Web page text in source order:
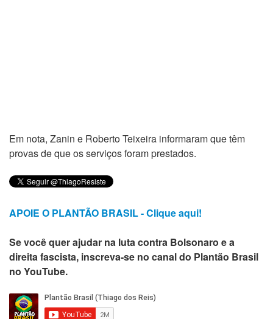
Em nota, Zanin e Roberto Teixeira informaram que têm
provas de que os serviços foram prestados.
APOIE O PLANTÃO BRASIL - Clique aqui!
Se você quer ajudar na luta contra Bolsonaro e a
direita fascista, inscreva-se no canal do Plantão Brasil
no YouTube.